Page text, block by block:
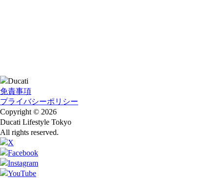
免責事項
プライバシーポリシー
Copyright © 2026
Ducati Lifestyle Tokyo
All rights reserved.